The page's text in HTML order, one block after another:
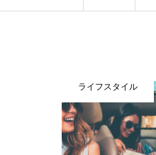
ライフスタイル